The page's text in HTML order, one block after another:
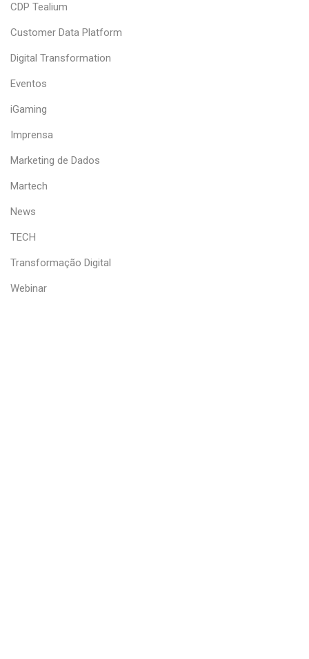
CDP Tealium
Customer Data Platform
Digital Transformation
Eventos
iGaming
Imprensa
Marketing de Dados
Martech
News
TECH
Transformação Digital
Webinar